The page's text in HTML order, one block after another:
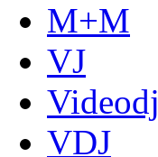
M+M
VJ
Videodj
VDJ